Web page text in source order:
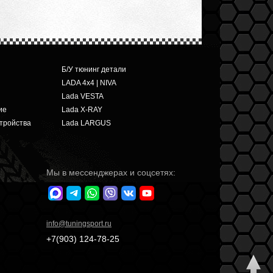
Б/У тюнинг детали
LADA 4x4 | NIVA
Lada VESTA
Lada X-RAY
Lada LARGUS
Мы в мессенджерах и соцсетях:
info@tuningsport.ru
+7(903) 124-78-25